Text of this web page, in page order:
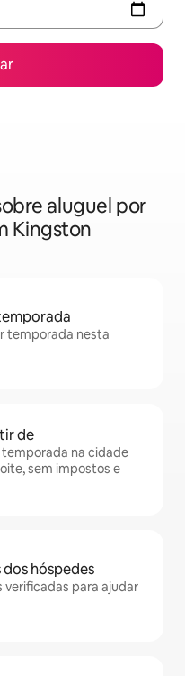
aluguel por
Kingston
temporada nesta
de
temporada na cidade
sem impostos e
hóspedes
verificadas para ajudar